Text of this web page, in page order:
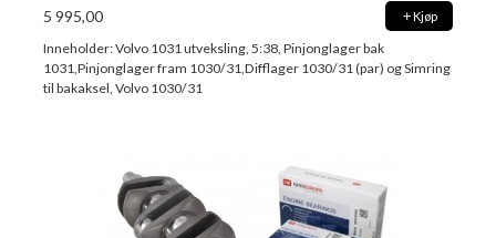
5 995,00 Kjøp
Inneholder: Volvo 1031 utveksling, 5:38, Pinjonglager bak
1031,Pinjonglager fram 1030/31,Difflager 1030/31 (par) og Simring
til bakaksel, Volvo 1030/31